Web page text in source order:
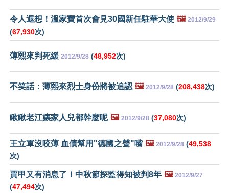
令人遐想！溫家寶首次會見30國新任駐華大使 🖼️ 2012/9/29
(67,930次)
薄熙來判死緩 2012/9/28 (48,952次)
不笑話：薄熙來烈士身份將被追認 🖼️ 2012/9/28 (208,438次)
瞅瞅老江孃家人兒都幹麼呢 🖼️ 2012/9/28 (37,080次)
王立軍沒咬薄 血債幫用"德國之聲"嘴 🖼️ 2012/9/28 (49,538
次)
賈甲又有消息了！中秋節探監得知被判8年 🖼️ 2012/9/27
(47,494次)